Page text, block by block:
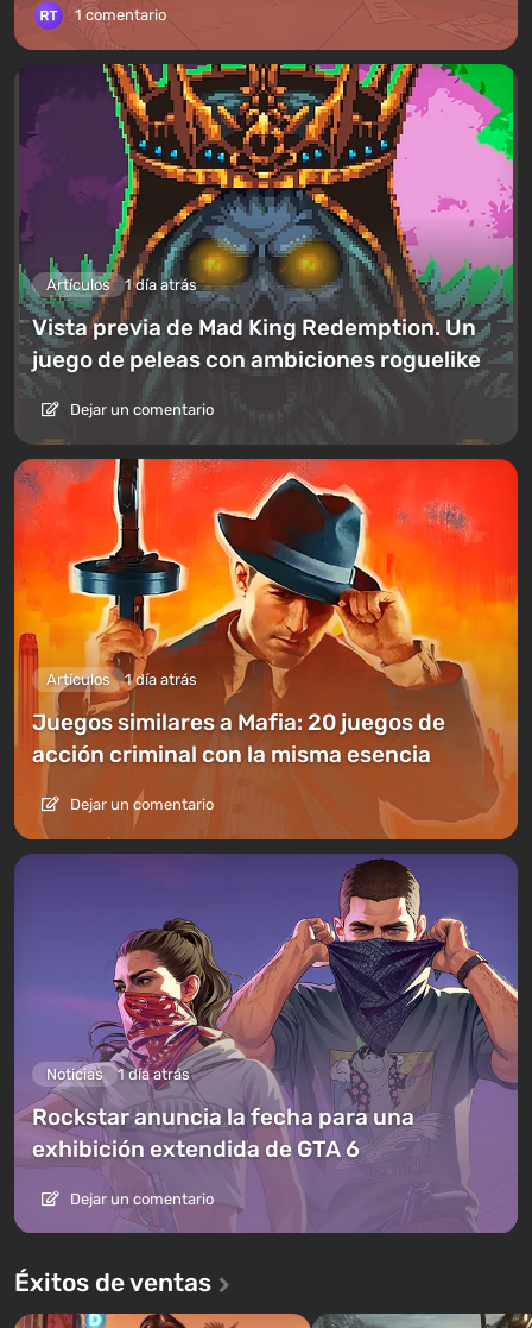
1 comentario
Artículos 1 día atrás
Vista previa de Mad King Redemption. Un
juego de peleas con ambiciones roguelike
Dejar un comentario
Artículos 1 día atrás
Juegos similares a Mafia: 20 juegos de
acción criminal con la misma esencia
Dejar un comentario
Noticias 1 día atrás
Rockstar anuncia la fecha para una
exhibición extendida de GTA 6
Dejar un comentario
Éxitos de ventas